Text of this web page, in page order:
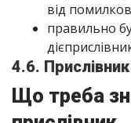
від
правильно
4.6. Прислівник
Що треба